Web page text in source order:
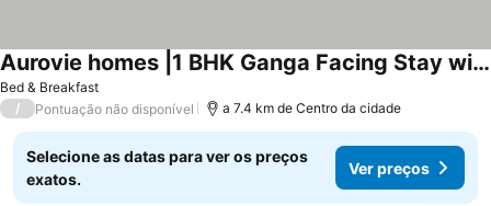
Bed & Breakfast
Aurovie homes |1 BHK Ganga Facing Stay with Private Ghat
/ Pontuação não disponível a 7.4 km de Centro da cidade
Selecione as datas para ver os preços
exatos.
Ver preços